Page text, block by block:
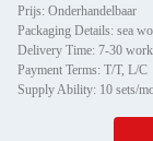
Prijs: Onderhandelbaar
Packaging Details: sea
Delivery Time: 7-30
Payment Terms: T/T, L/C
Supply Ability: 10 sets/